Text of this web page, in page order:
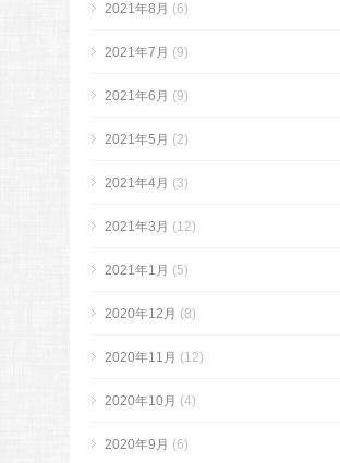
2021年8月 (6)
2021年7月 (9)
2021年6月 (9)
2021年5月 (2)
2021年4月 (3)
2021年3月 (12)
2021年1月 (5)
2020年12月 (8)
2020年11月 (12)
2020年10月 (4)
2020年9月 (6)